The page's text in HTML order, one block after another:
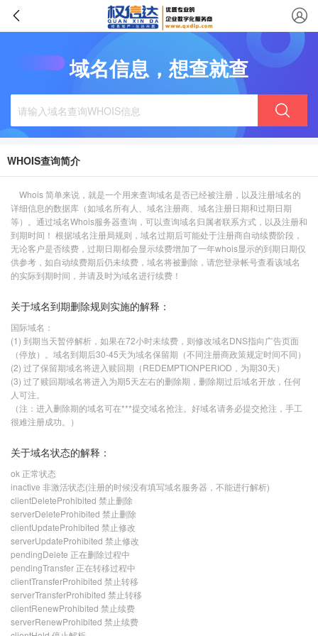
域名信息，想查就查
WHOIS查询简介
Whois 简单来说，就是一个用来查询域名是否已经被注册，以及注册域名的
详细信息的数据库（如域名所有人、域名注册商、域名注册日期和过期日期
等）。通过域名Whois服务器查询，可以查询域名归属者联系方式，以及注册和
到期时间！ 根据域名注册局规则，域名过期后可能处于注册商自动续费阶段，
无论客户是否续费，过期日期都会显示续费增加了一年whois显示的到期日期仅
供参考，如自动续费期后仍未续费，域名将被删除，请您登录帐号查看该域名
的实际到期时间，并请及时为域名进行续费！
关于域名到期删除规则实施的解释：
国际域名：
(1) 到期当天暂停解析，如果在72小时未续费，则修改域名DNS指向广告页面
（停放）。域名到期后30-45天为域名保留期（不同注册商政策规定时间不同）
(2) 过了保留期域名将进入赎回期（REDEMPTIONPERIOD，为期30天）
(3) 过了赎回期域名将进入为期5天左右的删除期，删除期过后域名开放，任何
人可注。
（注：进入删除期的域名可在***提交域名抢注。好域名请务必提交抢注，手工
很难注册成功。）
关于域名状态的解释：
ok 正常状态
inactive 非激活状态(注册的时候没有填写域名服务器，不能进行解析)
clientDeleteProhibited 禁止删除
serverDeleteProhibited 禁止删除
clientUpdateProhibited 禁止修改
serverUpdateProhibited 禁止修改
pendingDelete 正在删除过程中
pendingTransfer 正在转移过程中
clientTransferProhibited 禁止转移
serverTransferProhibited 禁止转移
clientRenewProhibited 禁止续费
serverRenewProhibited 禁止续费